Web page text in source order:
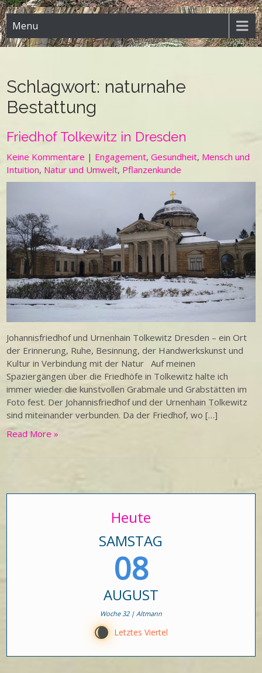
Menu
Schlagwort: naturnahe
Bestattung
Friedhof Tolkewitz in Dresden
Keine Kommentare | Engagement,Gesundheit, Mensch und
Intuition, Natur und Umwelt, Pflanzenkunde
Johannisfriedhof und Urnenhain Tolkewitz Dresden – ein Ort
der Erinnerung, Ruhe, Besinnung, der Handwerkskunst und
Kultur in Verbindung mit der Natur Auf meinen
Spaziergängen über die Friedhöfe in Tolkewitz halte ich
immer wieder die kunstvollen Grabmale und Grabstätten im
Foto fest. Der Johannisfriedhof und der Urnenhain Tolkewitz
sind miteinander verbunden. Da der Friedhof, wo […]
Read More »
Heute
SAMSTAG
08
AUGUST
Woche 32 | Altmann
W Letztes Viertel